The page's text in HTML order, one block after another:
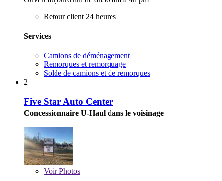
Retour client 24 heures
Services
Camions de déménagement
Remorques et remorquage
Solde de camions et de remorques
2
Five Star Auto Center
Concessionnaire U-Haul dans le voisinage
VoirPhotos